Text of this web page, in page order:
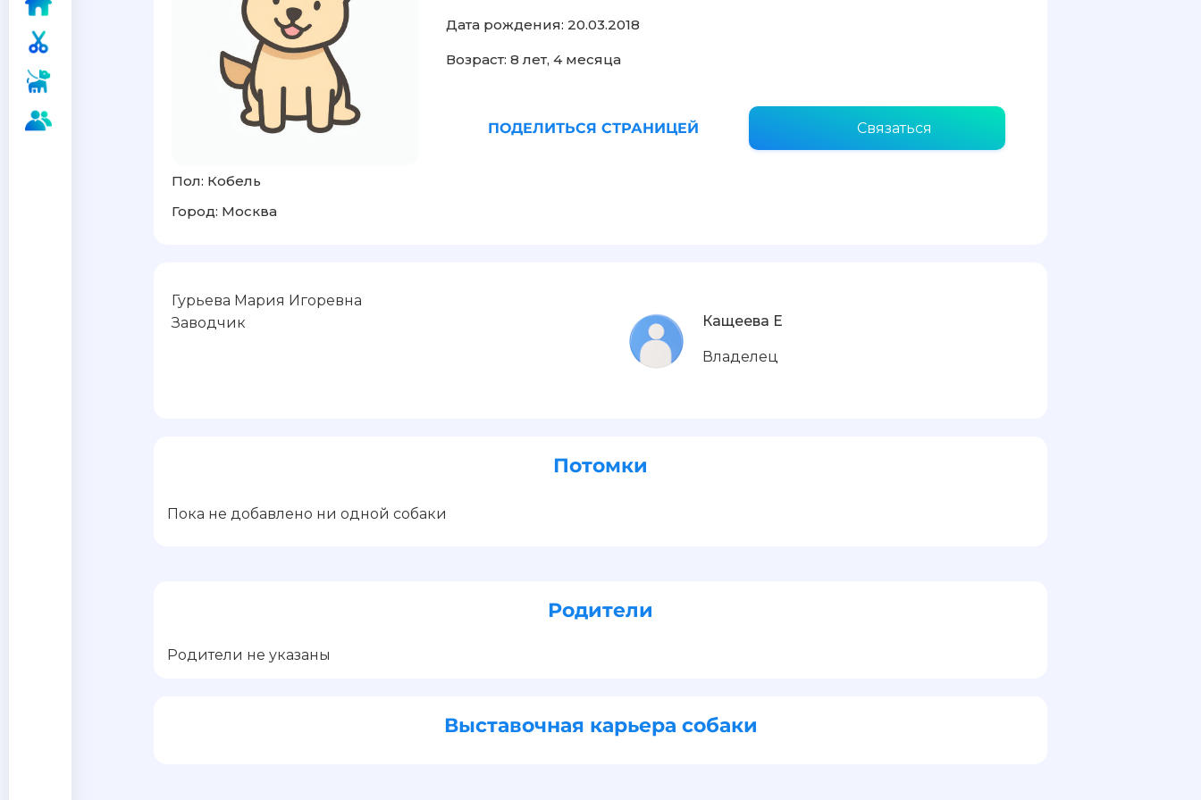
Пол: Кобель
Город: Москва
Дата рождения: 20.03.2018
Возраст: 8 лет, 4 месяца
ПОДЕЛИТЬСЯ СТРАНИЦЕЙ Связаться
Гурьева Мария Игоревна
Заводчик
Кащеева Е
Владелец
Потомки
Пока не добавлено ни одной собаки
Родители
Родители не указаны
Выставочная карьера собаки